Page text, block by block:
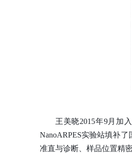
王美晓2015年9月加
NanoARPES实验站填补了
准直与诊断、样品位置精